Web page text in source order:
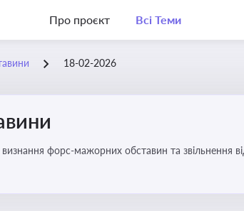
Про проєкт Всі Теми
18-02-2026
форс-мажорних обставин та звільнення